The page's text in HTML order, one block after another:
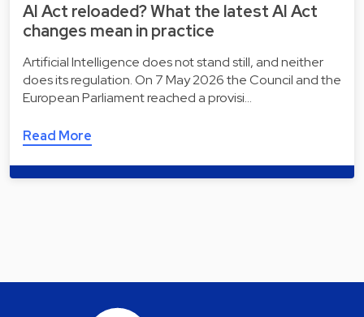
AI Act reloaded? What the latest AI Act
changes mean in practice
Artificial Intelligence does not stand still, and neither
does its regulation. On 7 May 2026 the Council and the
European Parliament reached a provisi…
Read More